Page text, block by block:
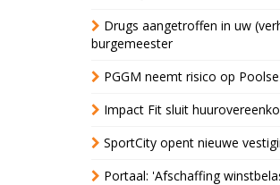
Drugs aangetroffen in uw
burgemeester
PGGM neemt risico op
Impact Fit sluit
SportCity opent nieuwe
Portaal: 'Afschaffing